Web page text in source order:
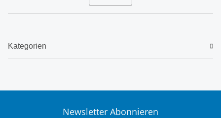
Kategorien
Newsletter Abonnieren